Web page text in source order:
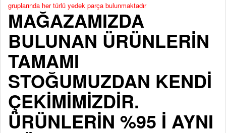
gruplarında her türlü yedek parça bulunmaktadır
MAĞAZAMIZDA
BULUNAN ÜRÜNLERİN
TAMAMI
STOĞUMUZDAN KENDİ
ÇEKİMİMİZDİR.
ÜRÜNLERİN %95 İ AYNI